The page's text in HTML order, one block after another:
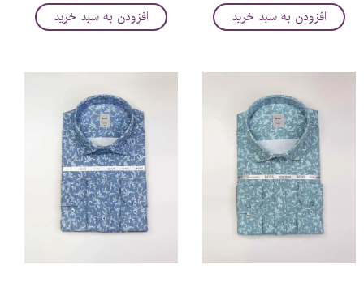
افزودن به سبد خرید افزودن به سبد خرید